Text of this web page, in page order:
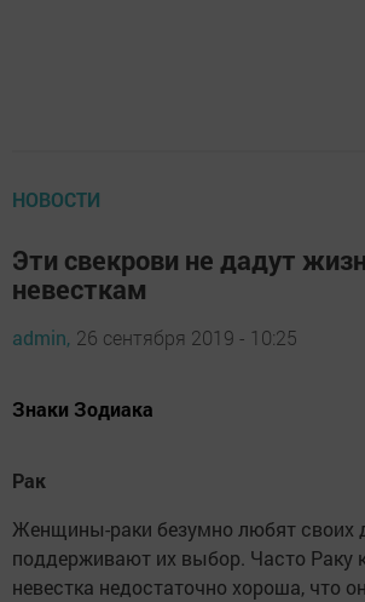
НОВОСТИ
Эти свекрови не дадут
невесткам
admin, 26 сентября 2019 - 10:25
Знаки Зодиака
Рак
Женщины-раки безумно любят своих
поддерживают их выбор. Часто Раку
невестка недостаточно хороша, что